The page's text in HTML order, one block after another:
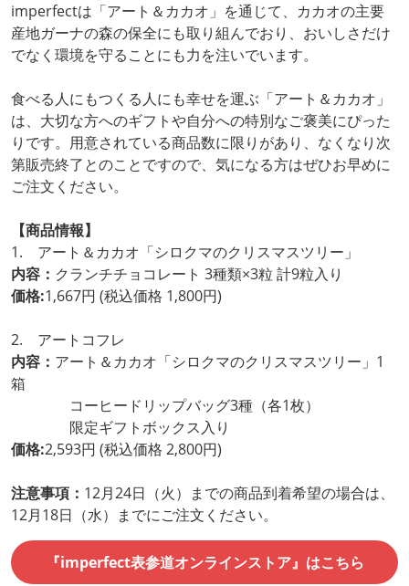
imperfectは「アート＆カカオ」を通じて、カカオの主要
産地ガーナの森の保全にも取り組んでおり、おいしさだけ
でなく環境を守ることにも力を注いでいます。
食べる人にもつくる人にも幸せを運ぶ「アート＆カカオ」
は、大切な方へのギフトや自分への特別なご褒美にぴった
りです。用意されている商品数に限りがあり、なくなり次
第販売終了とのことですので、気になる方はぜひお早めに
ご注文ください。
【商品情報】
1. アート＆カカオ「シロクマのクリスマスツリー」
内容： クランチチョコレート 3種類×3粒 計9粒入り
価格:1,667円 (税込価格 1,800円)
2. アートコフレ
内容： アート＆カカオ「シロクマのクリスマスツリー」1
箱
コーヒードリップバッグ3種（各1枚）
限定ギフトボックス入り
価格:2,593円 (税込価格 2,800円)
注意事項： 12月24日（火）までの商品到着希望の場合は、
12月18日（水）までにご注文ください。
『imperfect表参道オンラインストア』はこちら